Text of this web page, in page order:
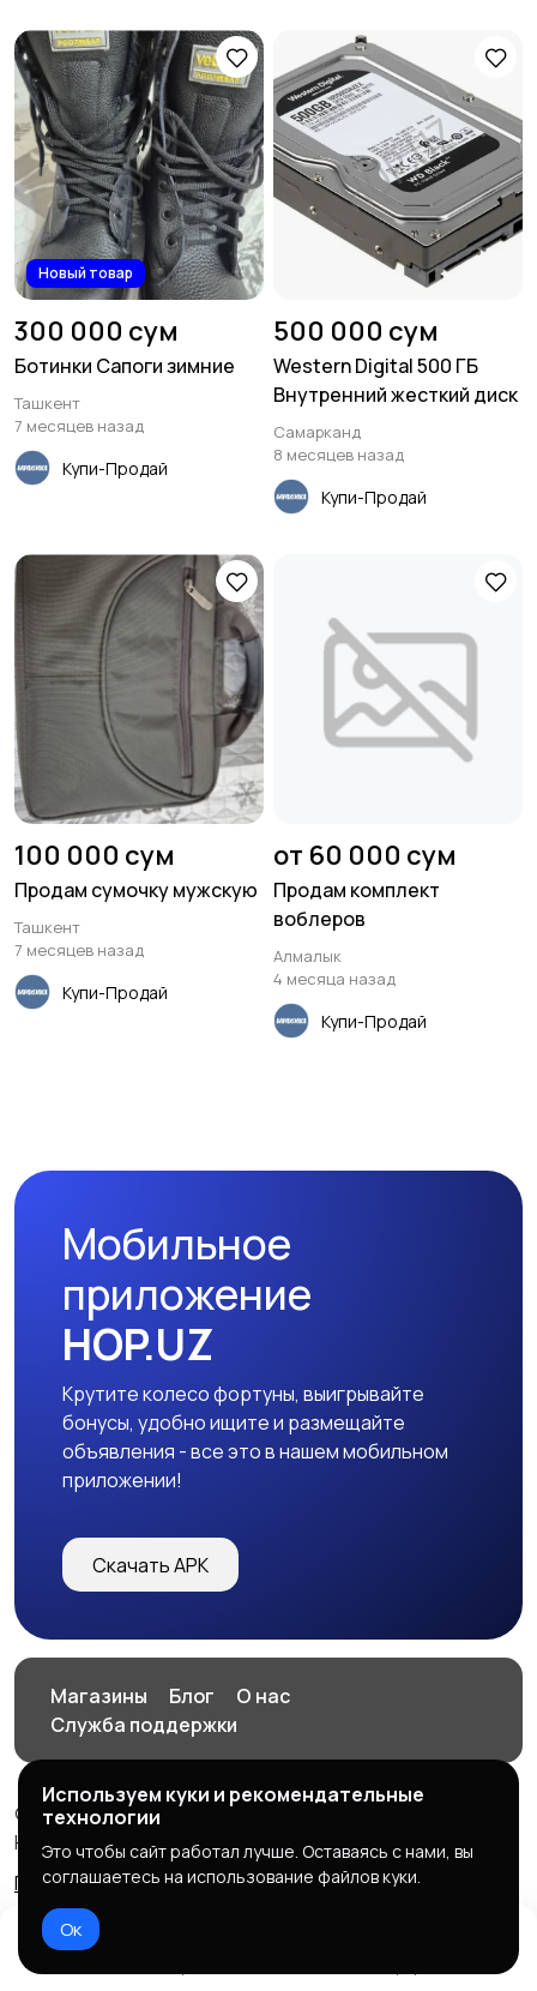
Новый товар
300 000 сум
Ботинки Сапоги зимние
Ташкент
7 месяцев назад
Купи-Продай
500 000 сум
Western Digital 500 ГБ
Внутренний жесткий диск
Самарканд
8 месяцев назад
Купи-Продай
100 000 сум
Продам сумочку мужскую
Ташкент
7 месяцев назад
Купи-Продай
от 60 000 сум
Продам комплект
воблеров
Алмалык
4 месяца назад
Купи-Продай
Мобильное
приложение
HOP.UZ
Крутите колесо фортуны, выигрывайте
бонусы, удобно ищите и размещайте
объявления - все это в нашем мобильном
приложении!
Скачать APK
Магазины Блог
О нас
Служба поддержки
© 2026 HOP.UZ
HOP.UZ
Правила сервиса
Политика конфиденциальности
Используем куки и рекомендательные
технологии
Это чтобы сайт работал лучше. Оставаясь с нами, вы
соглашаетесь на использование файлов куки.
Ок